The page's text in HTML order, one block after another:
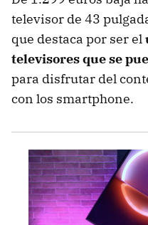
televisor de 43
que destaca por ser el
televisores que se
para disfrutar del
con los smartphone.